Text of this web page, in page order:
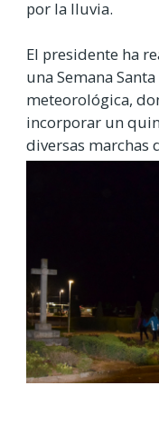
por la lluvia.
El presidente ha
una Semana
meteorológica,
incorporar un
diversas marchas